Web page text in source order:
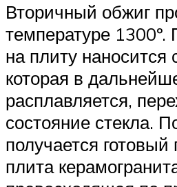
Вторичный обжиг
температуре 1300º.
на плиту наносится
которая в
расплавляется,
состояние стекла.
получается готовый
плита